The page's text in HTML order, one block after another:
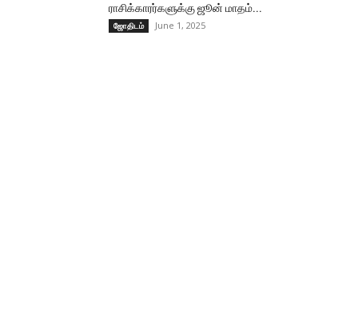
ராசிக்காரர்களுக்கு ஜூன் மாதம்...
ஜோதிடம் June 1, 2025